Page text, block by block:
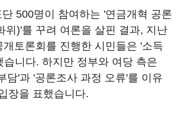
500명이 참여하는 '연금개혁 공론
위)'를 꾸려 여론을 살핀 결과, 지난
개토론회를 진행한 시민들은 '소득
습니다. 하지만 정부와 여당 측은
담'과 '공론조사 과정 오류'를 이유
장을 표했습니다.